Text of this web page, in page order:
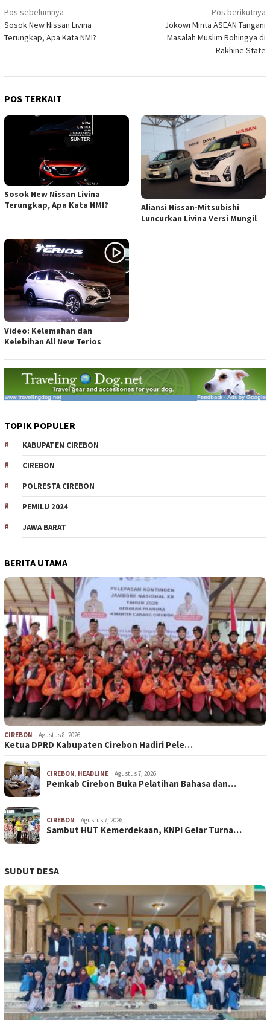
Navigasi
pos
Pos sebelumnya
Sosok New Nissan Livina
Terungkap, Apa Kata NMI?
Pos berikutnya
Jokowi Minta ASEAN Tangani
Masalah Muslim Rohingya di
Rakhine State
POS TERKAIT
Sosok New Nissan Livina
Terungkap, Apa Kata NMI?
Aliansi Nissan-Mitsubishi
Luncurkan Livina Versi Mungil
Video: Kelemahan dan
Kelebihan All New Terios
TOPIK POPULER
KABUPATEN CIREBON
CIREBON
POLRESTA CIREBON
PEMILU 2024
JAWA BARAT
BERITA UTAMA
CIREBON Agustus 8, 2026
Ketua DPRD Kabupaten Cirebon Hadiri Pele…
CIREBON, HEADLINE Agustus 7, 2026
Pemkab Cirebon Buka Pelatihan Bahasa dan…
CIREBON Agustus 7, 2026
Sambut HUT Kemerdekaan, KNPI Gelar Turna…
SUDUT DESA